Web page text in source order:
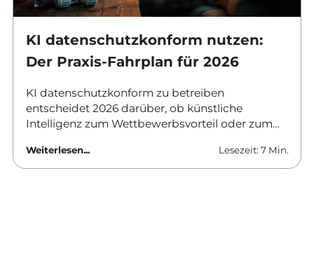
KI datenschutzkonform nutzen:
Der Praxis-Fahrplan für 2026
KI datenschutzkonform zu betreiben
entscheidet 2026 darüber, ob künstliche
Intelligenz zum Wettbewerbsvorteil oder zum
Unternehmen und Behörden brauchen klare
Antworten: Welche Tools sind erlaubt, was
Weiterlesen... Lesezeit: 7 Min.